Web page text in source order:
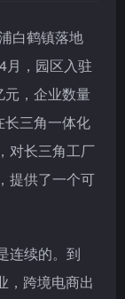
白鹤镇落地
月，园区入驻
，企业数量
三角一体化
对长三角工厂
提供了一个可
连续的。到
，跨境电商出